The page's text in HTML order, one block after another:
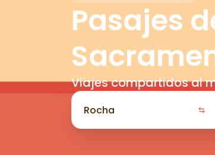
Pasajes
Viajes compartidos al